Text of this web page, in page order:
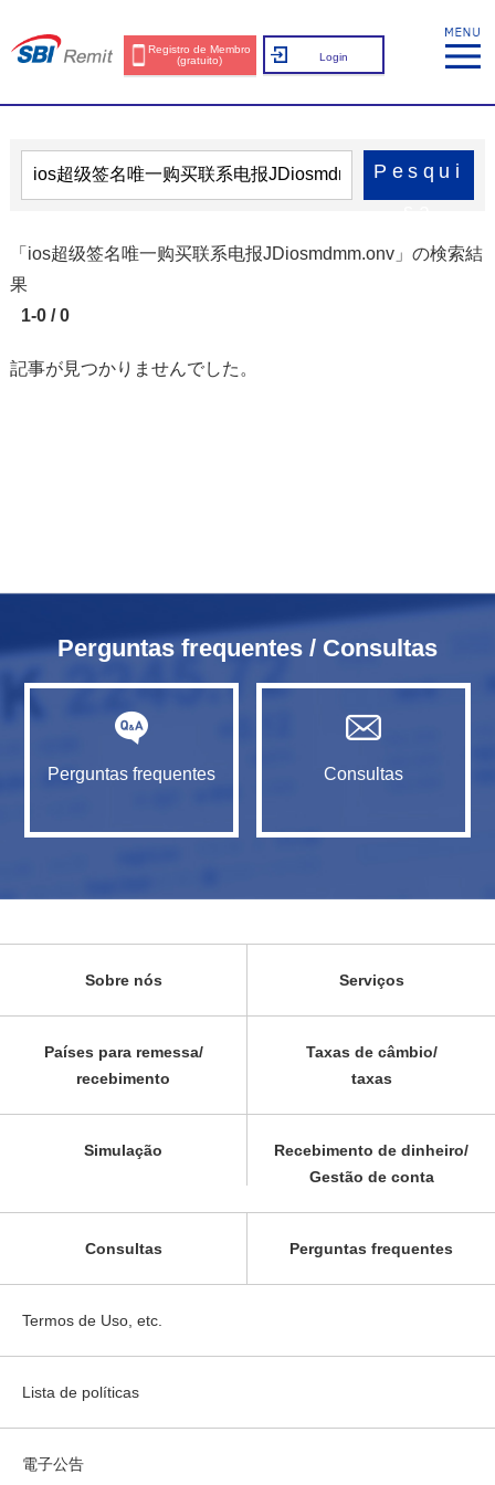
Registro de Membro
(gratuito)
Login
Pesqui
「ios超级签名唯一购买联系电报JDiosmdmm.onv」の検索結
果
1-0 / 0
記事が見つかりませんでした。
Perguntas frequentes / Consultas
Perguntas frequentes Consultas
Sobre nós Serviços
Países para remessa/
recebimento
Taxas de câmbio/
taxas
Simulação
Recebimento de dinheiro/
Gestão de conta
Consultas Perguntas frequentes
Termos de Uso, etc.
Lista de políticas
電子公告